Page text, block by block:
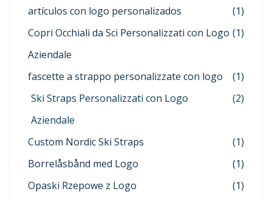
artículos con logo personalizados
(1)
Copri Occhiali da Sci Personalizzati con Logo
Aziendale
(1)
fascette a strappo personalizzate con logo
(1)
Ski Straps Personalizzati con Logo
Aziendale
(2)
Custom Nordic Ski Straps
(1)
Borrelåsbånd med Logo
(1)
Opaski Rzepowe z Logo
(1)